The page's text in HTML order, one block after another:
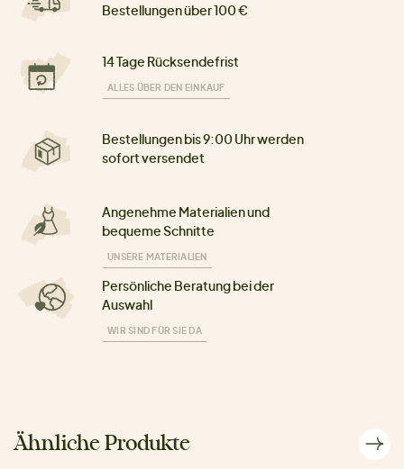
Bestellungen über 100 €
14 Tage Rücksendefrist
ALLES ÜBER DEN EINKAUF
Bestellungen bis 9:00 Uhr werden
sofort versendet
Angenehme Materialien und
bequeme Schnitte
UNSERE MATERIALIEN
Persönliche Beratung bei der
Auswahl
WIR SIND FÜR SIE DA
Ähnliche Produkte